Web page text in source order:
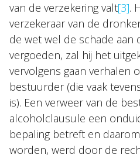
van de verzekering valt[3].
verzekeraar van de
de wet wel de schade
vergoeden, zal hij het
vervolgens gaan verhalen
bestuurder (die vaak
is). Een verweer van de
alcoholclausule een
bepaling betreft en
worden, werd door de